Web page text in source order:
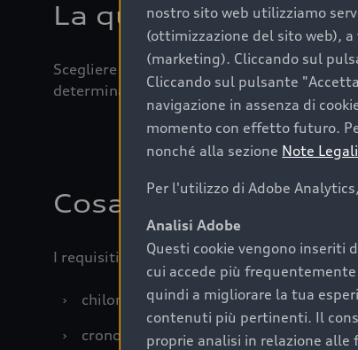
La qualità di
Scegliere un’auto usata è una decisione
determinanti come la garanzia inclusa e
Cosa sapere prima
I requisiti fondamentali da considerare
›
chilometraggio: un valore contenuto
›
cronologia dei tagliandi: una
nostro sito web utilizziamo
(ottimizzazione del sito web),
(marketing). Cliccando sul
Cliccando sul pulsante
navigazione in assenza di
momento con effetto futuro.
nonché alla sezione Note Legali
Per l'utilizzo di Adobe
Analisi Adobe
Questi cookie vengono inseriti
cui accede più
quindi a migliorare la tua
contenuti più pertinenti. Il
proprie analisi in relazione alle